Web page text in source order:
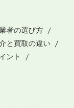
者の選び方
と買取の違い
ント